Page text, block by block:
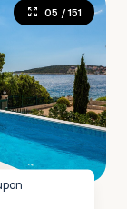
05 / 151